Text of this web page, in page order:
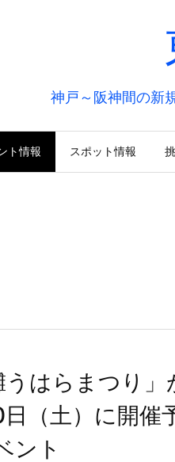
神戸～阪神間の新
ト情報 スポット情報
うはらまつり
（土）に開催
ント